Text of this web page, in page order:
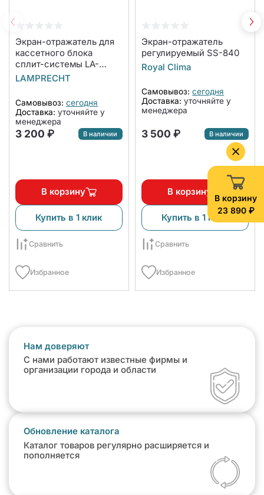
В корзину
23 890 ₽
Экран-отражатель для
кассетного блока
сплит-системы LA-
NW600-CA
LAMPRECHT
Самовывоз: сегодня
Доставка: уточняйте у
менеджера
3 200 ₽ В наличии
В корзину
Купить в 1 клик
Сравнить
Избранное
Экран-отражатель
регулируемый SS-840
Royal Clima
Самовывоз: сегодня
Доставка: уточняйте у
менеджера
3 500 ₽ В наличии
В корзину
Купить в 1 клик
Сравнить
Избранное
Нам доверяют
С нами работают известные фирмы и
организации города и области
Обновление каталога
Каталог товаров регулярно расширяется и
пополняется